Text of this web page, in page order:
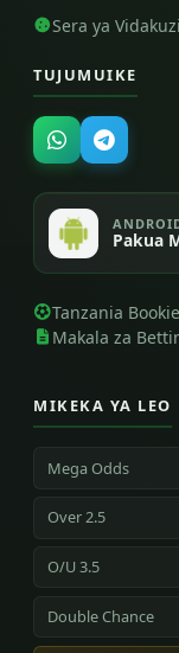
Sera ya Vidakuzi
TUJUMUIKE
Pakua
Tanzania
Makala za
MIKEKA YA LEO
Mega Odds
Over 2.5
O/U 3.5
Double Chance